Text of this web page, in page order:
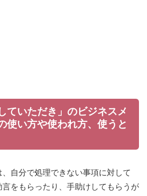
ていただき」のビジネスメ
使い方や使われ方、使うと
、自分で処理できない事項に対して
をもらったり、手助けしてもらうが